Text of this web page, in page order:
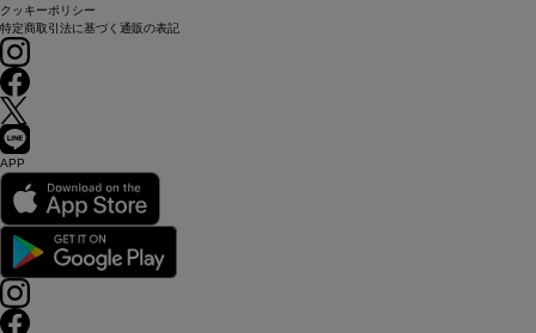
クッキーポリシー
特定商取引法に基づく通販の表記
APP